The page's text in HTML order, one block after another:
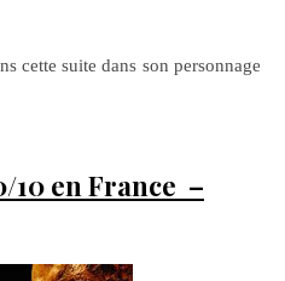
cette suite dans son personnage
10 en France –